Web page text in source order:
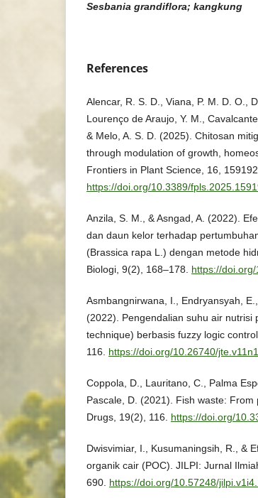
Sesbania grandiflora; kangkung
References
Alencar, R. S. D., Viana, P. M. D. O.,
Lourenço de Araujo, Y. M.,
& Melo, A. S. D. (2025). Chitosan
through modulation of growth,
Frontiers in Plant Science, 16,
https://doi.org/10.3389/
Anzila, S. M., & Asngad, A. (2022).
dan daun kelor terhadap
(Brassica rapa L.) dengan metode
Biologi, 9(2), 168–178. https://
Asmbangnirwana, I., Endryansyah,
(2022). Pengendalian suhu air nutrisi
technique) berbasis fuzzy logic
116. https://doi.org/10.26740/
Coppola, D., Lauritano, C., Palma
Pascale, D. (2021). Fish waste:
Drugs, 19(2), 116. https://doi.org/
Dwisvimiar, I., Kusumaningsih, R., &
organik cair (POC). JILPI: Jurnal
690. https://doi.org/10.57248/